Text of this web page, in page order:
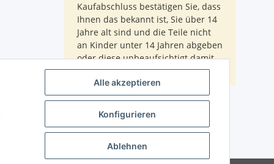
Alle akzeptieren
Konfigurieren
Ablehnen
Kaufabschluss bestätigen Sie, dass
Ihnen das bekannt ist, Sie über 14
Jahre alt sind und die Teile nicht
an Kinder unter 14 Jahren abgeben
oder diese unbeaufsichtigt damit
spielen lassen.